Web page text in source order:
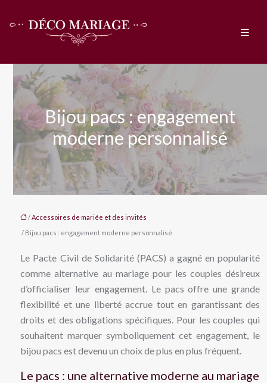
Bijou pacs : engagement
moderne personnalisé
/Accessoires de mariée et des invités
/ Bijou pacs : engagement moderne personnalisé
Le Pacte Civil de Solidarité (PACS) a gagné en popularité
comme alternative au mariage pour les couples désireux
d’officialiser leur engagement. Le pacs offre une grande
flexibilité et une liberté accrue tout en garantissant des
droits et des obligations spécifiques. Pour les couples qui
souhaitent marquer symboliquement cet engagement, le
bijou pacs est devenu un choix de plus en plus fréquent.
Le pacs : une alternative moderne au mariage